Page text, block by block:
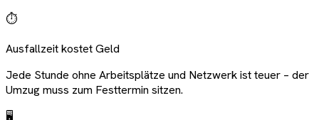
⏱️
Ausfallzeit kostet Geld
Jede Stunde ohne Arbeitsplätze und Netzwerk ist teuer – der
Umzug muss zum Festtermin sitzen.
🖥️